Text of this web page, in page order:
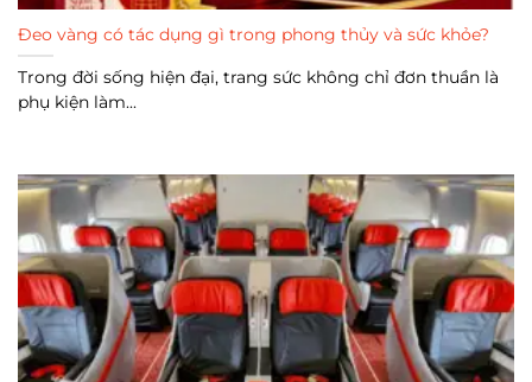
Đeo vàng có tác dụng gì trong phong thủy và sức khỏe?
Trong đời sống hiện đại, trang sức không chỉ đơn thuần là
phụ kiện làm...